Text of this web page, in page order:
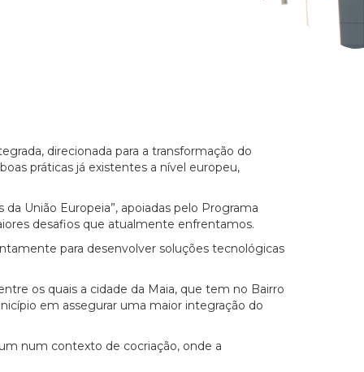
direcionada para a transformação do
práticas já existentes a nível europeu,
União Europeia”, apoiadas pelo Programa
desafios que atualmente enfrentamos.
para desenvolver soluções tecnológicas
os quais a cidade da Maia, que tem no Bairro
em assegurar uma maior integração do
num contexto de cocriação, onde a